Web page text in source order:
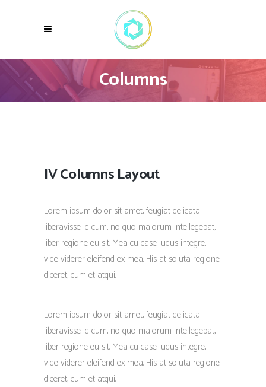
Columns
IV Columns Layout
Lorem ipsum dolor sit amet, feugiat delicata
liberavisse id cum, no quo maiorum intellegebat,
liber regione eu sit. Mea cu case ludus integre,
vide viderer eleifend ex mea. His at soluta regione
diceret, cum et atqui.
Lorem ipsum dolor sit amet, feugiat delicata
liberavisse id cum, no quo maiorum intellegebat,
liber regione eu sit. Mea cu case ludus integre,
vide viderer eleifend ex mea. His at soluta regione
diceret, cum et atqui.